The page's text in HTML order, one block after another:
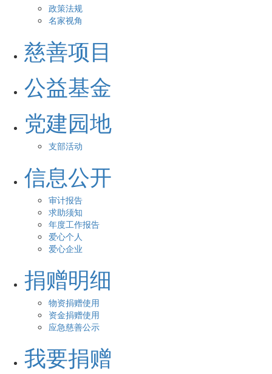
政策法规
名家视角
慈善项目
公益基金
党建园地
支部活动
信息公开
审计报告
求助须知
年度工作报告
爱心个人
爱心企业
捐赠明细
物资捐赠使用
资金捐赠使用
应急慈善公示
我要捐赠